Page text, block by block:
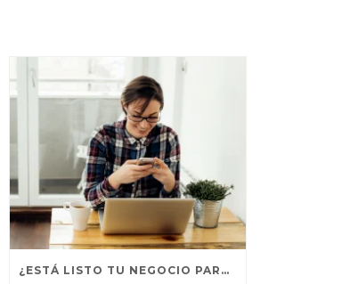
¿ESTÁ LISTO TU NEGOCIO PARA ENTRAR AL MERCADO GLOBAL?